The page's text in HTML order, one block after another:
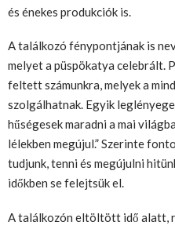
és énekes produkciók is.
A találkozó fénypontjának is
melyet a püspökatya celebrált.
feltett számunkra, melyek a
szolgálhatnak. Egyik
hűségesek maradni a mai
lélekben megújul.” Szerinte
tudjunk, tenni és megújulni
időkben se felejtsük el.
A találkozón eltöltött idő alatt,